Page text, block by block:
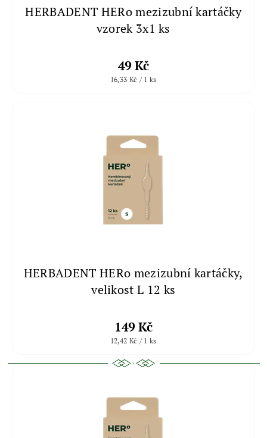
HERBADENT HERo mezizubní kartáčky
vzorek 3x1 ks
49 Kč
16,33 Kč / 1 ks
HERBADENT HERo mezizubní kartáčky,
velikost L 12 ks
149 Kč
12,42 Kč / 1 ks